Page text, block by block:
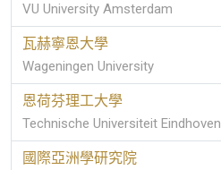
VU University Amsterdam
瓦赫寧恩大學
Wageningen University
恩荷芬理工大學
Technische Universiteit Eindhoven
國際亞洲學研究院